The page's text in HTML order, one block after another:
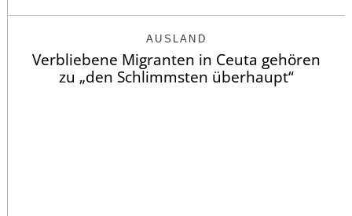
AUSLAND
Verbliebene Migranten in Ceuta gehören
zu „den Schlimmsten überhaupt“